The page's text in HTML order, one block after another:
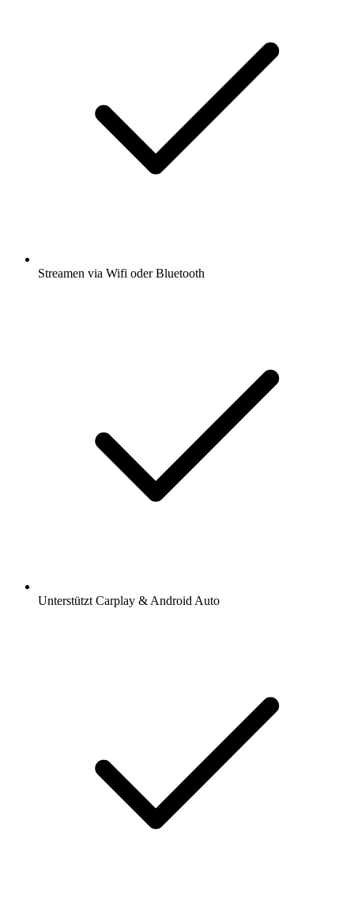
Streamen via Wifi oder Bluetooth
Unterstützt Carplay & Android Auto